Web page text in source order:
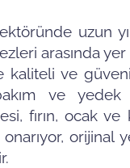
uzun
arasında yer
kaliteli ve
ve
fırın, ocak
orijinal